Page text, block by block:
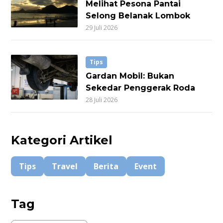
Melihat Pesona Pantai
Selong Belanak Lombok
29 Juli 2026
Tips
Gardan Mobil: Bukan
Sekedar Penggerak Roda
28 Juli 2026
Kategori Artikel
Tips Travel Berita Event
Tag